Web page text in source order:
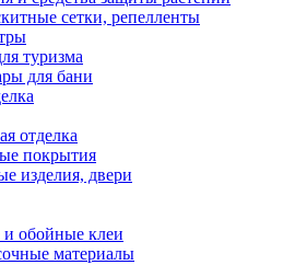
сетки, репелленты
туризма
для бани
отделка
покрытия
изделия, двери
обойные клеи
материалы